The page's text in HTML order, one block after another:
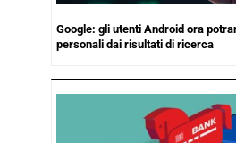
Google: gli utenti Android ora
personali dai risultati di ricerca